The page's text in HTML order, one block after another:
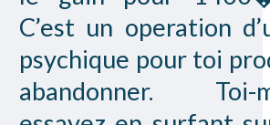
C’est un operation
psychique pour toi
abandonner. Toi-